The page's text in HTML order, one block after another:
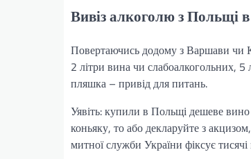
Вивіз алкоголю з Польщі
Повертаючись додому з Варшави чи
2 літри вина чи слабоалкогольних, 5
пляшка – привід для питань.
Уявіть: купили в Польщі дешеве
коньяку, то або декларуйте з
митної служби України фіксує